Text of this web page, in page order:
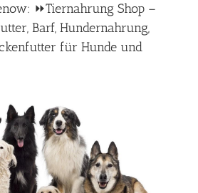
⏩Tiernahrung Shop –
Barf, Hundernahrung,
für Hunde und